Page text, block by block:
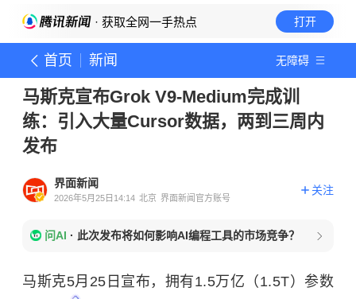
· 获取全网一手热点 打开
首页 新闻 无障碍
马斯克宣布Grok V9-Medium完成训
练：引入大量Cursor数据，两到三周内
发布
界面新闻
2026年5月25日14:14 北京 界面新闻官方账号
关注
问AI · 此次发布将如何影响AI编程工具的市场竞争？
马斯克5月25日宣布，拥有1.5万亿（1.5T）参数